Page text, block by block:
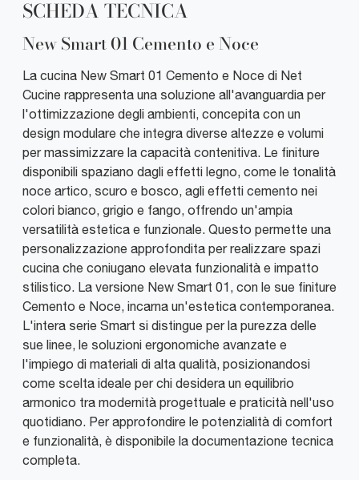
SCHEDA TECNICA
New Smart 01 Cemento e Noce
La cucina New Smart 01 Cemento e Noce di Net
Cucine rappresenta una soluzione all'avanguardia per
l'ottimizzazione degli ambienti, concepita con un
design modulare che integra diverse altezze e volumi
per massimizzare la capacità contenitiva. Le finiture
disponibili spaziano dagli effetti legno, come le tonalità
noce artico, scuro e bosco, agli effetti cemento nei
colori bianco, grigio e fango, offrendo un'ampia
versatilità estetica e funzionale. Questo permette una
personalizzazione approfondita per realizzare spazi
cucina che coniugano elevata funzionalità e impatto
stilistico. La versione New Smart 01, con le sue finiture
Cemento e Noce, incarna un'estetica contemporanea.
L'intera serie Smart si distingue per la purezza delle
sue linee, le soluzioni ergonomiche avanzate e
l'impiego di materiali di alta qualità, posizionandosi
come scelta ideale per chi desidera un equilibrio
armonico tra modernità progettuale e praticità nell'uso
quotidiano. Per approfondire le potenzialità di comfort
e funzionalità, è disponibile la documentazione tecnica
completa.